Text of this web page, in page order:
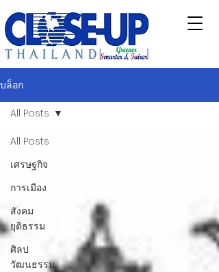
บล็อก
All Posts
เศรษฐกิจ
การเมือง
สังคม
ยุติธรรม
ศิลป
วัฒนธรรม
All Posts